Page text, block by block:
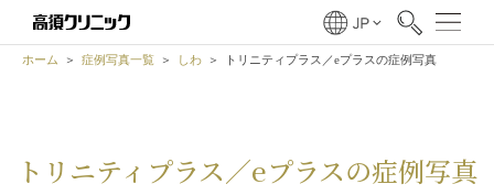
ホーム 症例写真一覧 しわ トリニティプラス／eプラスの症例写真
トリニティプラス／eプラスの症例写真